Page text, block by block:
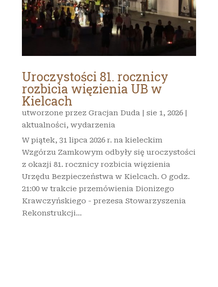
Uroczystości 81. rocznicy
rozbicia więzienia UB w
Kielcach
utworzone przez Gracjan Duda | sie 1, 2026|
aktualności, wydarzenia
W piątek, 31 lipca 2026 r. na kieleckim
Wzgórzu Zamkowym odbyły się uroczystości
z okazji 81. rocznicy rozbicia więzienia
Urzędu Bezpieczeństwa w Kielcach. O godz.
21:00 w trakcie przemówienia Dionizego
Krawczyńskiego - prezesa Stowarzyszenia
Rekonstrukcji...